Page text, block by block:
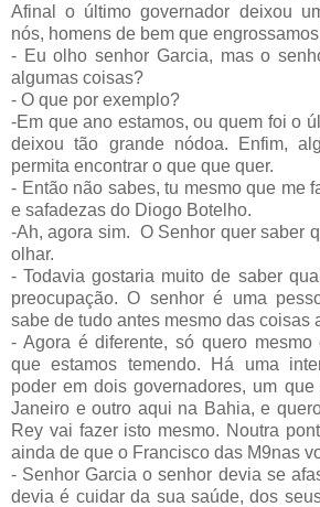
Afinal o último governador deixou
nós, homens de bem que
- Eu olho senhor Garcia, mas o
algumas coisas?
- O que por exemplo?
-Em que ano estamos, ou quem foi o
deixou tão grande nódoa. Enfim,
permita encontrar o que que quer.
- Então não sabes, tu mesmo que me
e safadezas do Diogo Botelho.
-Ah, agora sim. O Senhor quer saber
olhar.
- Todavia gostaria muito de saber
preocupação. O senhor é uma
sabe de tudo antes mesmo das coisas
- Agora é diferente, só quero mesmo
que estamos temendo. Há uma
poder em dois governadores, um
Janeiro e outro aqui na Bahia, e
Rey vai fazer isto mesmo. Noutra
ainda de que o Francisco das M9nas
- Senhor Garcia o senhor devia se
devia é cuidar da sua saúde, dos